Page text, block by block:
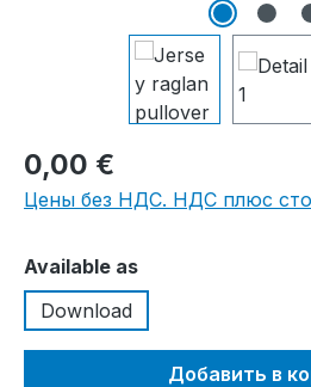
0,00 €
Цены без НДС. НДС плюс
Выберите
Available as
Download
Добавить в